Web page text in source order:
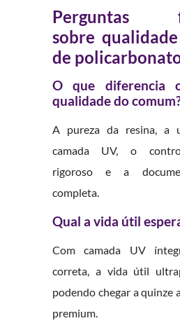
Perguntas
sobre
de
O que diferencia
qualidade do
A pureza da resina, a
camada UV, o
rigoroso e a
completa.
Qual a vida útil
Com camada UV
correta, a vida útil
podendo chegar a quinze
premium.